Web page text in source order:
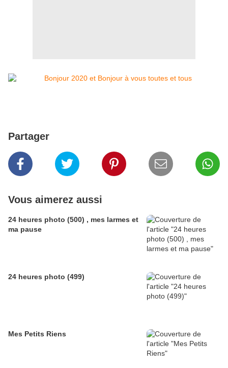
Partager
Vous aimerez aussi
24 heures photo (500) , mes larmes et
ma pause
24 heures photo (499)
Mes Petits Riens